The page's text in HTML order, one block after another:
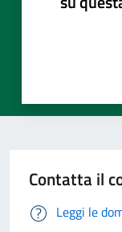
Contatta il
Leggi le